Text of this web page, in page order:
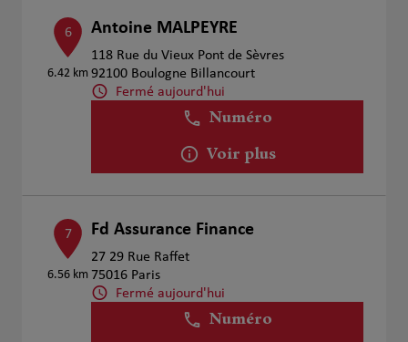
6
6.42 km
Antoine MALPEYRE
118 Rue du Vieux Pont de Sèvres
92100 Boulogne Billancourt
Fermé aujourd'hui
Numéro
Voir plus
7
6.56 km
Fd Assurance Finance
27 29 Rue Raffet
75016 Paris
Fermé aujourd'hui
Numéro